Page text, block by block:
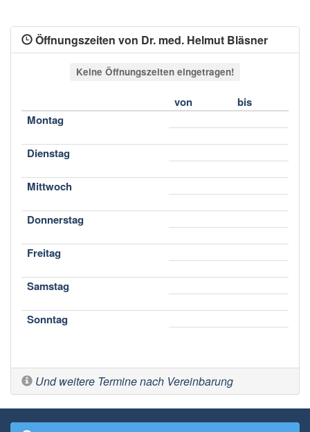
Öffnungszeiten von Dr. med. Helmut Bläsner
Keine Öffnungszeiten eingetragen!
von
bis
Montag
Dienstag
Mittwoch
Donnerstag
Freitag
Samstag
Sonntag
Und weitere Termine nach Vereinbarung